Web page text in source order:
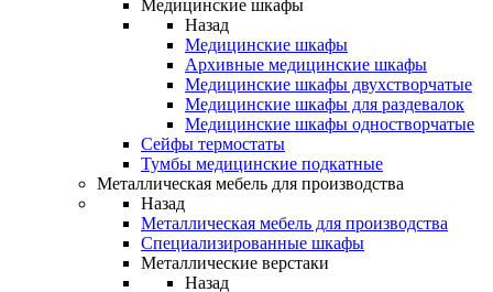
Медицинские шкафы
Назад
Медицинские шкафы
Архивные медицинские шкафы
Медицинские шкафы двухстворчатые
Медицинские шкафы для раздевалок
Медицинские шкафы одностворчатые
Сейфы термостаты
Тумбы медицинские подкатные
Металлическая мебель для производства
Назад
Металлическая мебель для производства
Cпециализированные шкафы
Металлические верстаки
Назад